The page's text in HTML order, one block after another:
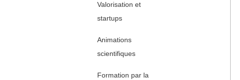
Valorisation et
startups
Animations
scientifiques
Formation par la